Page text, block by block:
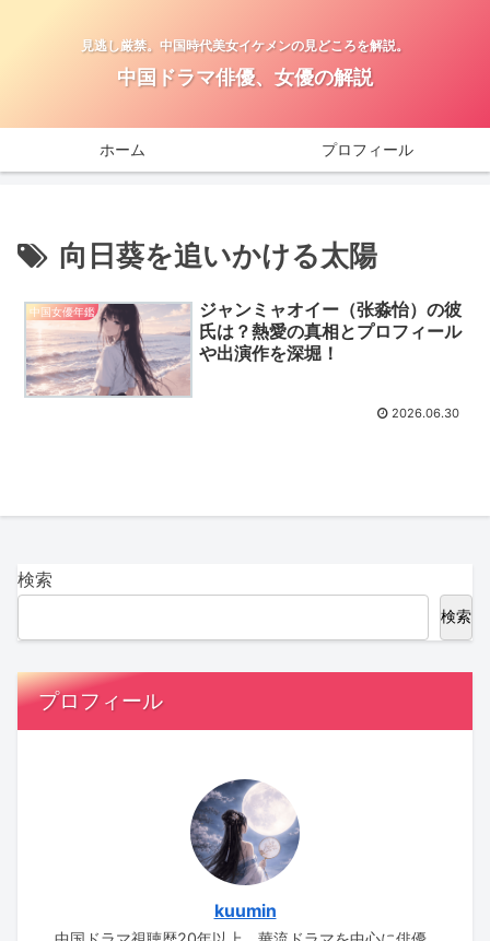
見逃し厳禁。中国時代美女イケメンの見どころを解説。
中国ドラマ俳優、女優の解説
ホーム プロフィール
向日葵を追いかける太陽
中国女優年鑑
ジャンミャオイー（张淼怡）の彼
氏は？熱愛の真相とプロフィール
や出演作を深堀！
2026.06.30
検索
検索
プロフィール
kuumin